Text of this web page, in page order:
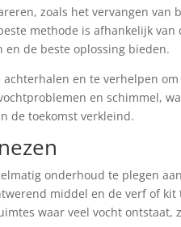
zoals het vervangen van
methode is afhankelijk van
de beste oplossing bieden.
en te verhelpen
en schimmel,
de toekomst verkleind.
onderhoud te plegen
middel en de verf of kit
waar veel vocht ontstaat,